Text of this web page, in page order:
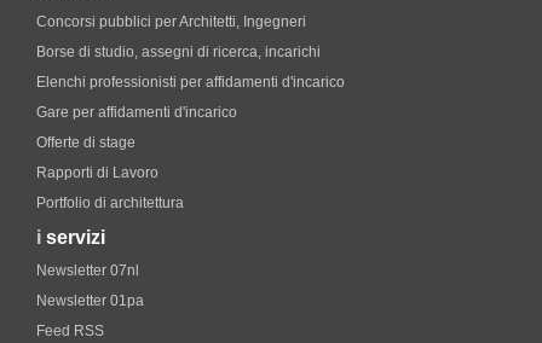
Concorsi pubblici per Architetti, Ingegneri
Borse di studio, assegni di ricerca, incarichi
Elenchi professionisti per affidamenti d'incarico
Gare per affidamenti d'incarico
Offerte di stage
Rapporti di Lavoro
Portfolio di architettura
i servizi
Newsletter 07nl
Newsletter 01pa
Feed RSS